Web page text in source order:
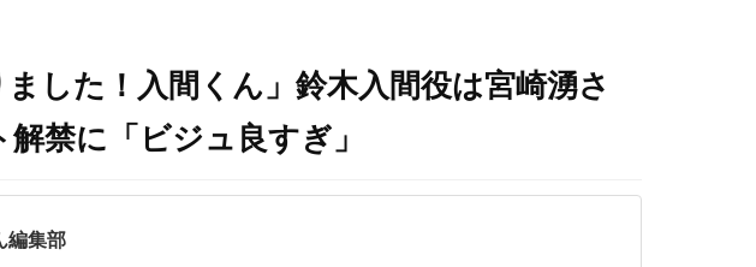
した！入間くん」鈴木入間役は宮崎湧さ
禁に「ビジュ良すぎ」
編集部